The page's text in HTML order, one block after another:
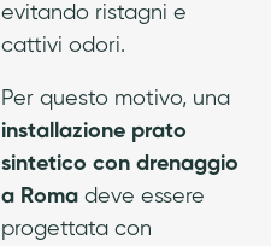
evitando ristagni e
cattivi odori.
Per questo motivo, una
installazione prato
sintetico con drenaggio
a Roma deve essere
progettata con